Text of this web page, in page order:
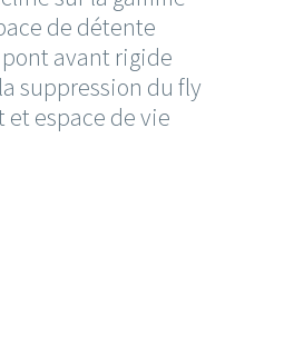
de détente
avant rigide
suppression du fly
espace de vie